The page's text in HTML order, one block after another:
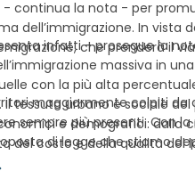
- continua la nota - per
dell’immigrazione. In vista
che prenderà il
infatti - prosegue la
massiva in
con la più alta
Il tessuto urbano e sociale
e demografici: dalla
del costo e della qualità
difficoltà nelle scuole, dove
maggiormente colpiti
sempre più presenti. Con
di legge che stiamo
a una scelta chiara sul futuro